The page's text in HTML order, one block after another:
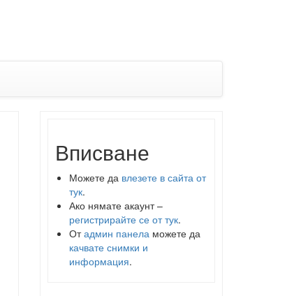
Вписване
Можете да влезете в сайта от
тук.
Ако нямате акаунт –
регистрирайте се от тук.
Отадмин панеламожете да
качвате снимки и
информация.